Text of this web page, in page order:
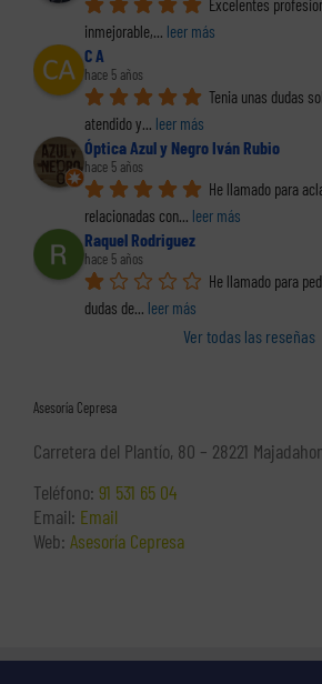
Excelentes
inmejorable,... leer más
C A
hace 5 años
Tenia unas dudas
atendido y... leer más
Óptica Azul y Negro Iván Rubio
hace 5 años
He llamado para
relacionadas con... leer más
Raquel Rodriguez
hace 5 años
He llamado para
dudas de... leer más
Ver todas las reseñas
Asesoría Cepresa
Carretera del Plantío, 80 – 28221
Teléfono: 91 531 65 04
Email: Email
Web: Asesoría Cepresa